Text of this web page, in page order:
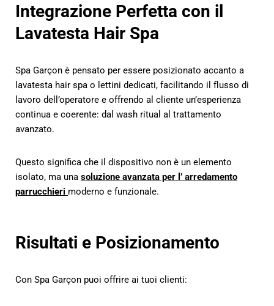
Integrazione Perfetta con il
Lavatesta Hair Spa
Spa Garçon è pensato per essere posizionato accanto a
lavatesta hair spa o lettini dedicati, facilitando il flusso di
lavoro dell’operatore e offrendo al cliente un’esperienza
continua e coerente: dal wash ritual al trattamento
avanzato.
Questo significa che il dispositivo non è un elemento
isolato, ma una soluzione avanzata per l’ arredamento
parrucchieri moderno e funzionale.
Risultati e Posizionamento
Con Spa Garçon puoi offrire ai tuoi clienti: